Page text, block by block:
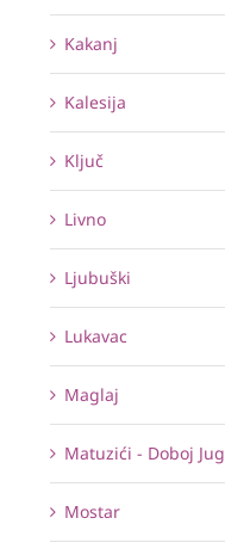
Kakanj
Kalesija
Ključ
Livno
Ljubuški
Lukavac
Maglaj
Matuzići - Doboj Jug
Mostar